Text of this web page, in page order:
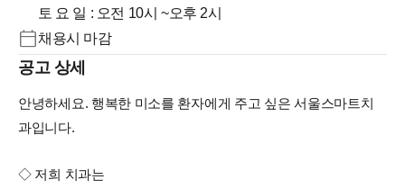
채용시 마감
공고 상세
안녕하세요. 행복한 미소를 환자에게 주고 싶은 서울스마트치
과입니다.
◇ 저희 치과는